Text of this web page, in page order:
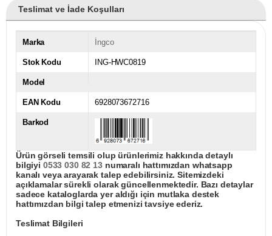
Teslimat ve İade Koşulları
Marka İngco
Stok Kodu ING-HWC0819
Model
EAN Kodu 6928073672716
Barkod
Ürün görseli temsili olup ürünlerimiz hakkında detaylı
bilgiyi 0533 030 82 13numaralı hattımızdan whatsapp
kanalı veya arayarak talep edebilirsiniz. Sitemizdeki
açıklamalar sürekli olarak güncellenmektedir. Bazı detaylar
sadece kataloglarda yer aldığı için mutlaka destek
hattımızdan bilgi talep etmenizi tavsiye ederiz.
Teslimat Bilgileri